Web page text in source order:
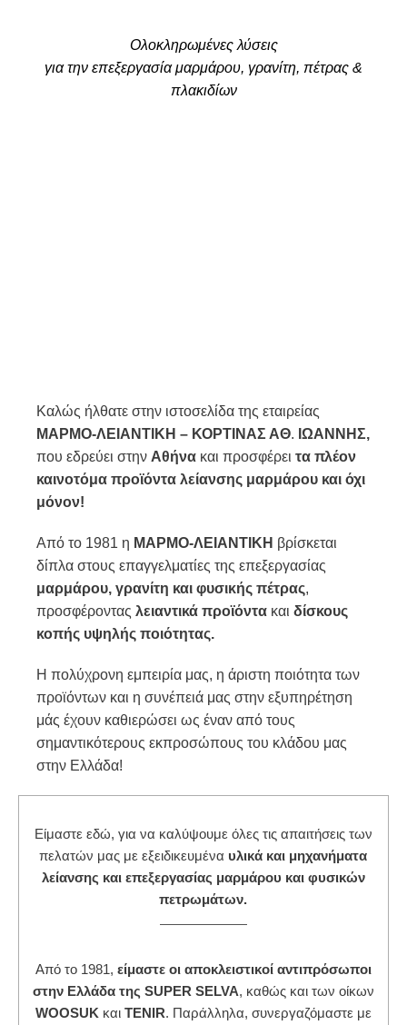
Ολοκληρωμένες λύσεις
για την επεξεργασία μαρμάρου, γρανίτη, πέτρας &
πλακιδίων
Καλώς ήλθατε στην ιστοσελίδα της εταιρείας
ΜΑΡΜΟ-ΛΕΙΑΝΤΙΚΗ – ΚΟΡΤΙΝΑΣ ΑΘ. ΙΩΑΝΝΗΣ,
που εδρεύει στην Αθήνα και προσφέρει τα πλέον
καινοτόμα προϊόντα λείανσης μαρμάρου και όχι
μόνον!
Από το 1981 η ΜΑΡΜΟ-ΛΕΙΑΝΤΙΚΗ βρίσκεται
δίπλα στους επαγγελματίες της επεξεργασίας
μαρμάρου, γρανίτη και φυσικής πέτρας,
προσφέροντας λειαντικά προϊόντα και δίσκους
κοπής υψηλής ποιότητας.
Η πολύχρονη εμπειρία μας, η άριστη ποιότητα των
προϊόντων και η συνέπειά μας στην εξυπηρέτηση
μάς έχουν καθιερώσει ως έναν από τους
σημαντικότερους εκπροσώπους του κλάδου μας
στην Ελλάδα!
Είμαστε εδώ, για να καλύψουμε όλες τις απαιτήσεις των
πελατών μας με εξειδικευμένα υλικά και μηχανήματα
λείανσης και επεξεργασίας μαρμάρου και φυσικών
πετρωμάτων.
Από το 1981, είμαστε οι αποκλειστικοί αντιπρόσωποι
στην Ελλάδα της SUPER SELVA, καθώς και των οίκων
WOOSUK και TENIR. Παράλληλα, συνεργαζόμαστε με